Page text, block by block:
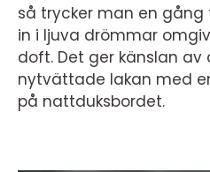
så trycker man en
in i ljuva drömmar
doft. Det ger känslan
nytvättade lakan med
på nattduksbordet.